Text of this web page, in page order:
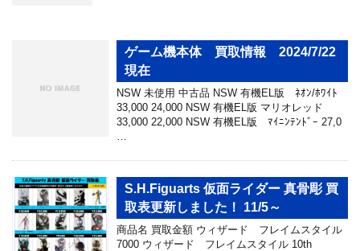
ゲーム機本体 買取情報 2024/7/22
現在
NSW 未使用 中古品 NSW 有機EL版 ﾈｵﾝ/ﾎﾜｲﾄ
33,000 24,000 NSW 有機EL版 マリオレッド
33,000 22,000 NSW 有機EL版 ﾏｲﾆﾝﾃﾝﾄﾞｰ 27,0
S.H.Figuarts 仮面ライダー 真骨彫 買
取表更新しました！ 11/5～
商品名 買取金額 ウィザード フレイムスタイル
7000 ウィザード フレイムスタイル 10th